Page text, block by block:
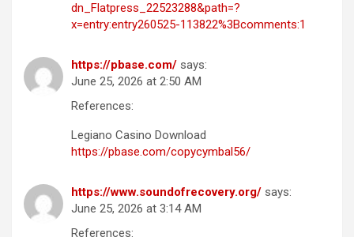
dn_Flatpress_22523288&path=?
x=entry:entry260525-113822%3Bcomments:1
https://pbase.com/ says:
June 25, 2026 at 2:50 AM
References:
Legiano Casino Download
https://pbase.com/copycymbal56/
https://www.soundofrecovery.org/ says:
June 25, 2026 at 3:14 AM
References: